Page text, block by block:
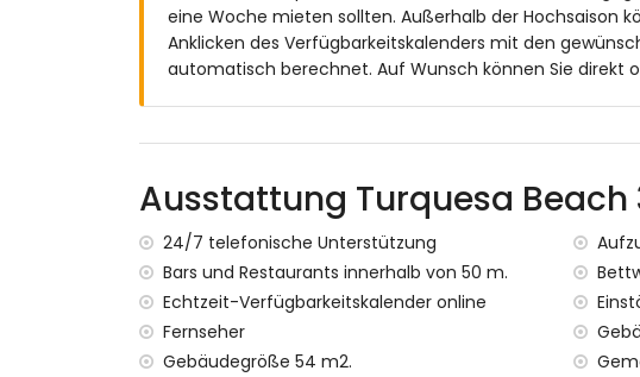
eine Woche mieten sollten. Außerhalb der Hochsaison
Anklicken des Verfügbarkeitskalenders mit den
automatisch berechnet. Auf Wunsch können Sie direkt
Ausstattung Turquesa Beach
24/7 telefonische Unterstützung
Bars und Restaurants innerhalb von 50 m.
Echtzeit-Verfügbarkeitskalender online
Fernseher
Gebäudegröße 54 m2.